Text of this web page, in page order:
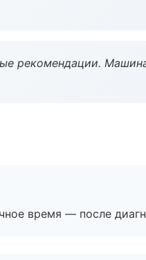
рекомендации.
время — после